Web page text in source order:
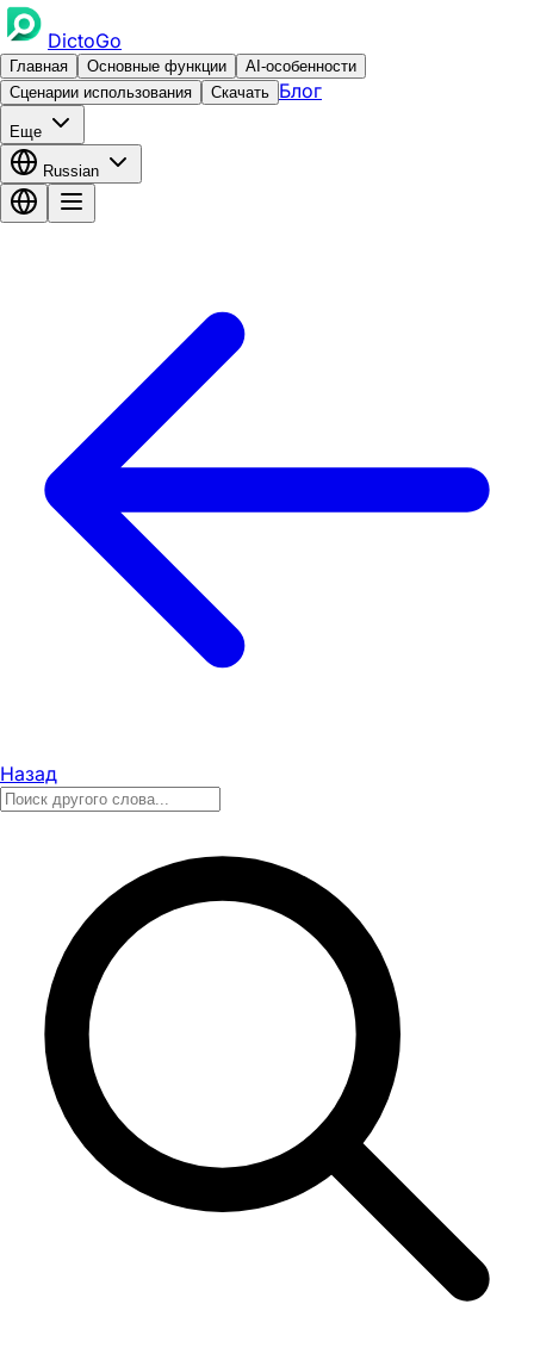
DictoGo
Главная Основные функции
AI-особенности
Сценарии использования
Скачать Блог
Еще
Russian
Назад